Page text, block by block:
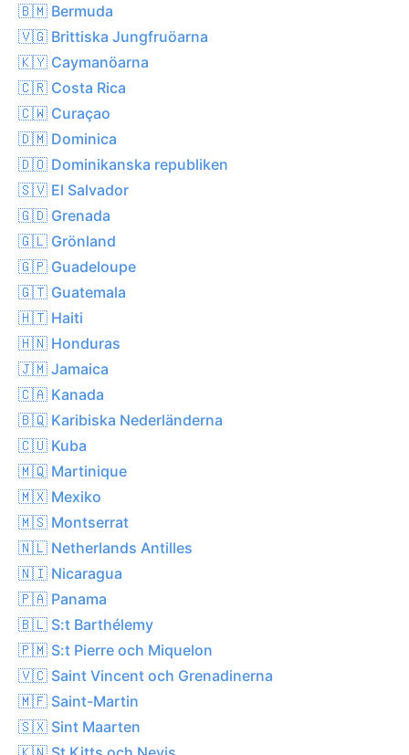
🇧🇲 Bermuda
🇻🇬 Brittiska Jungfruöarna
🇰🇾 Caymanöarna
🇨🇷 Costa Rica
🇨🇼 Curaçao
🇩🇲 Dominica
🇩🇴 Dominikanska republiken
🇸🇻 El Salvador
🇬🇩 Grenada
🇬🇱 Grönland
🇬🇵 Guadeloupe
🇬🇹 Guatemala
🇭🇹 Haiti
🇭🇳 Honduras
🇯🇲 Jamaica
🇨🇦 Kanada
🇧🇶 Karibiska Nederländerna
🇨🇺 Kuba
🇲🇶 Martinique
🇲🇽 Mexiko
🇲🇸 Montserrat
🇳🇱 Netherlands Antilles
🇳🇮 Nicaragua
🇵🇦 Panama
🇧🇱 S:t Barthélemy
🇵🇲 S:t Pierre och Miquelon
🇻🇨 Saint Vincent och Grenadinerna
🇲🇫 Saint-Martin
🇸🇽 Sint Maarten